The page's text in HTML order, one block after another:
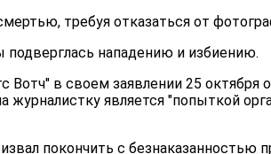
требуя отказаться от
подверглась нападению и избиению.
в своем заявлении 25 октября
журналистку является "попыткой
покончить с безнаказанностью